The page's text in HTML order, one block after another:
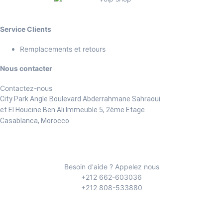
Service Clients
Remplacements et retours
Nous contacter
Contactez-nous
City Park Angle Boulevard Abderrahmane Sahraoui
et El Houcine Ben Ali Immeuble 5, 2ème Etage
Casablanca, Morocco
Besoin d'aide ? Appelez nous
+212 662-603036
+212 808-533880